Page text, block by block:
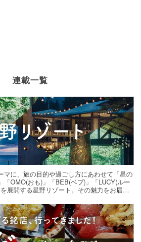
連載一覧
マに、旅の目的や過ごし方にあわせて「星の
「OMO(おも)」「BEB(ベブ)」「LUCY(ルー
展開する星野リゾート。その魅力をお届け